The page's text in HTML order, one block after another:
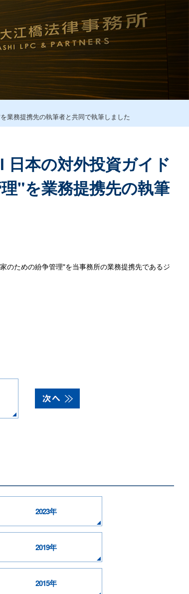
業務提携先の執筆者と共同で執筆しました
本の対外投資ガイド
"を業務提携先の執筆
のための紛争管理"を当事務所の業務提携先であるジ
2023年
2019年
2015年